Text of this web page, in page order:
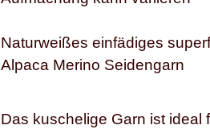
Naturweißes einfädiges
Alpaca Merino Seidengarn
Das kuschelige Garn ist ideal